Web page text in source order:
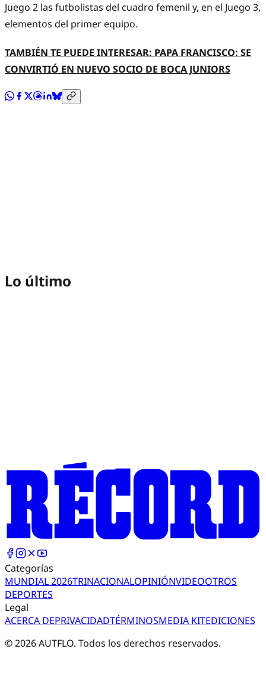
Juego 2 las futbolistas del cuadro femenil y, en el Juego 3,
elementos del primer equipo.
TAMBIÉN TE PUEDE INTERESAR: PAPA FRANCISCO: SE
CONVIRTIÓ EN NUEVO SOCIO DE BOCA JUNIORS
Lo último
Categorías
MUNDIAL 2026TRINACIONALOPINIÓNVIDEOOTROS
DEPORTES
Legal
ACERCA DEPRIVACIDADTÉRMINOSMEDIA KITEDICIONES
©2026AUTFLO. Todos los derechos reservados.